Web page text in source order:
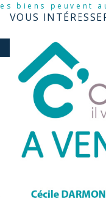
Ces biens peuvent
VOUS